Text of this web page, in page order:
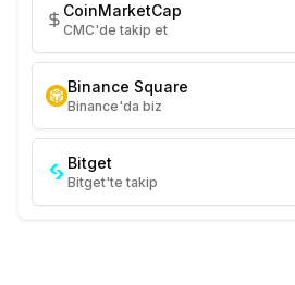
CoinMarketCap
CMC'de takip et
Binance Square
Binance'da biz
Bitget
Bitget'te takip